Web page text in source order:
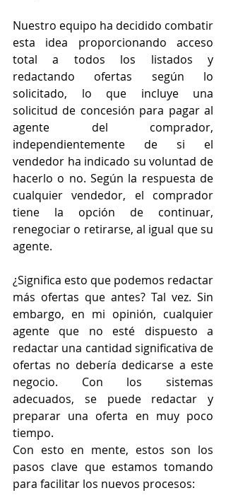
Nuestro equipo ha decidido combatir
esta idea proporcionando acceso
total a todos los listados y
redactando ofertas según lo
solicitado, lo que incluye una
solicitud de concesión para pagar al
agente del comprador,
independientemente de si el
vendedor ha indicado su voluntad de
hacerlo o no. Según la respuesta de
cualquier vendedor, el comprador
tiene la opción de continuar,
renegociar o retirarse, al igual que su
agente.
¿Significa esto que podemos redactar
más ofertas que antes? Tal vez. Sin
embargo, en mi opinión, cualquier
agente que no esté dispuesto a
redactar una cantidad significativa de
ofertas no debería dedicarse a este
negocio. Con los sistemas
adecuados, se puede redactar y
preparar una oferta en muy poco
tiempo.
Con esto en mente, estos son los
pasos clave que estamos tomando
para facilitar los nuevos procesos: